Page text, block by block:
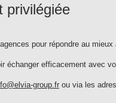
privilégiée
pour répondre au mieux
échanger efficacement avec
group.frou via les